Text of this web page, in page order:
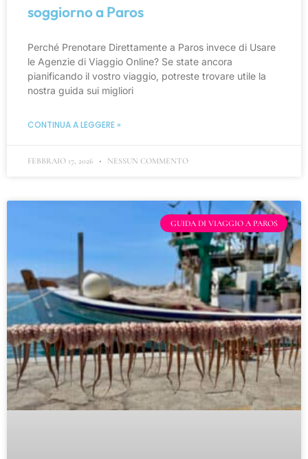
soggiorno a Paros
Perché Prenotare Direttamente a Paros invece di Usare
le Agenzie di Viaggio Online? Se state ancora
pianificando il vostro viaggio, potreste trovare utile la
nostra guida sui migliori
CONTINUA A LEGGERE »
FEBBRAIO 17, 2026 NESSUN COMMENTO
GUIDA DI VIAGGIO A PAROS